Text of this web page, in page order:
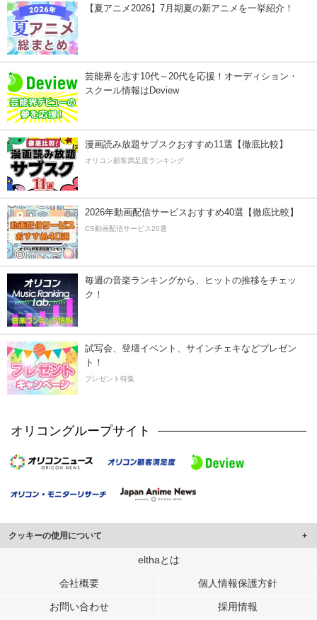
【夏アニメ2026】7月期夏の新アニメを一挙紹介！
芸能界を志す10代～20代を応援！オーディション・
スクール情報はDeview
漫画読み放題サブスクおすすめ11選【徹底比較】
オリコン顧客満足度ランキング
2026年動画配信サービスおすすめ40選【徹底比較】
CS動画配信サービス20選
毎週の音楽ランキングから、ヒットの推移をチェッ
ク！
試写会、登壇イベント、サインチェキなどプレゼン
ト！
プレゼント特集
オリコングループサイト
クッキーの使用について
このサイトでは Cookie を使用して、ユーザーに合わせたコンテンツや広告の
行っています。
メディアや広告配信、データ解析の各パートナーに提供しています。
elthaとは
会社概要 個人情報保護方針
お問い合わせ
採用情報